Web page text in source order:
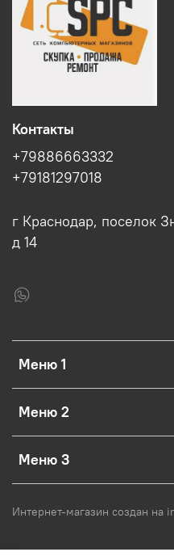
Меню 1
Меню 2
Меню 3
Контакты
+79886663332
+79181297018
г Краснодар, поселок
д 14
Интернет-магазин создан на